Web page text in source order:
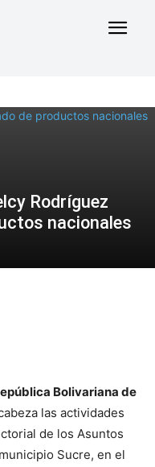
Rodríguez
nacionales
Bolivariana de
las actividades
de los Asuntos
Sucre, en el